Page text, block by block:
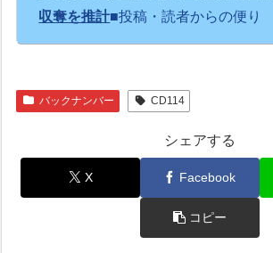
収奪を推計■投稿・読者からの便り
バックナンバー CD114
シェアする
X Facebook
コピー